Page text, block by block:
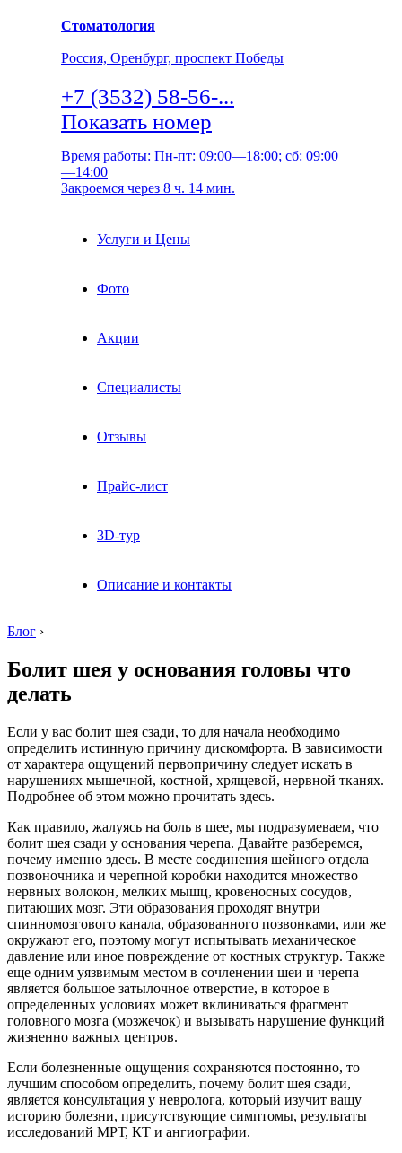
Стоматология
Россия, Оренбург, проспект Победы
+7 (3532) 58-56-...
Показать номер
Время работы: Пн-пт: 09:00—18:00; сб: 09:00
—14:00
Закроемся через 8 ч. 14 мин.
Услуги и Цены
Фото
Акции
Специалисты
Отзывы
Прайс-лист
3D-тур
Описание и контакты
Блог ›
Болит шея у основания головы что
делать
Если у вас болит шея сзади, то для начала необходимо
определить истинную причину дискомфорта. В зависимости
от характера ощущений первопричину следует искать в
нарушениях мышечной, костной, хрящевой, нервной тканях.
Подробнее об этом можно прочитать здесь.
Как правило, жалуясь на боль в шее, мы подразумеваем, что
болит шея сзади у основания черепа. Давайте разберемся,
почему именно здесь. В месте соединения шейного отдела
позвоночника и черепной коробки находится множество
нервных волокон, мелких мышц, кровеносных сосудов,
питающих мозг. Эти образования проходят внутри
спинномозгового канала, образованного позвонками, или же
окружают его, поэтому могут испытывать механическое
давление или иное повреждение от костных структур. Также
еще одним уязвимым местом в сочленении шеи и черепа
является большое затылочное отверстие, в которое в
определенных условиях может вклиниваться фрагмент
головного мозга (мозжечок) и вызывать нарушение функций
жизненно важных центров.
Если болезненные ощущения сохраняются постоянно, то
лучшим способом определить, почему болит шея сзади,
является консультация у невролога, который изучит вашу
историю болезни, присутствующие симптомы, результаты
исследований МРТ, КТ и ангиографии.